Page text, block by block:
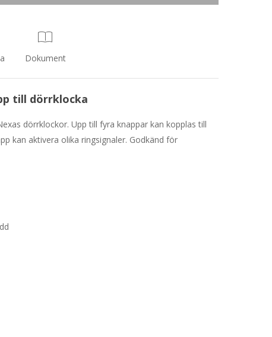
Dokument
till dörrklocka
dörrklockor. Upp till fyra knappar kan kopplas till
kan aktivera olika ringsignaler. Godkänd för